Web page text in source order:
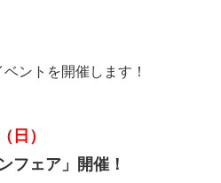
ントを開催します！
日）
フェア」開催！